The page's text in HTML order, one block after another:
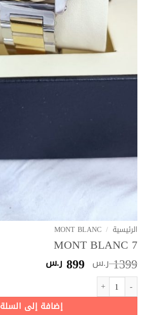
الرئيسية /
MONT BLANC
MONT BLANC 7
1399 ر.س السعر
الأصلي
1399 ر.س.
899 ر.س
899 ر.س.
إضافة إلى السلة